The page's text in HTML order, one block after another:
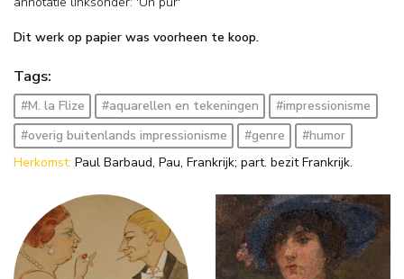
Dit werk op papier was voorheen te koop.
Tags:
#M. la Flize #aquarellen en tekeningen
#impressionisme
#overig buitenlands impressionisme
#genre
#humor
Herkomst: Paul Barbaud, Pau, Frankrijk; part. bezit Frankrijk.